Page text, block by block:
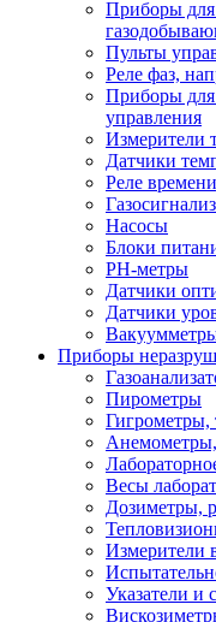
Приборы
Пульты
Реле фаз,
Приборы для
управления
Измерители
Датчики
Реле
Насосы
Блоки
PH-метры
Датчики
Датчики
Приборы
Пирометры
Гигрометры,
Весы
Дозиметры,
Измерители
Указатели и